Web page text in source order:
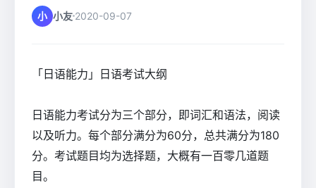
小 小友 2020-09-07
「日语能力」日语考试大纲
日语能力考试分为三个部分，即词汇和语法，阅读
以及听力。每个部分满分为60分，总共满分为180
分。考试题目均为选择题，大概有一百零几道题
目。